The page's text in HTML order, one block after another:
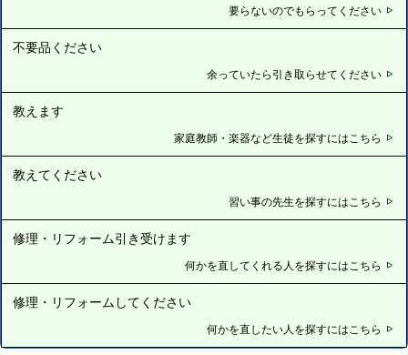
要らないのでもらってください
不要品ください
余っていたら引き取らせてください
教えます
家庭教師・楽器など生徒を探すにはこちら
教えてください
習い事の先生を探すにはこちら
修理・リフォーム引き受けます
何かを直してくれる人を探すにはこちら
修理・リフォームしてください
何かを直したい人を探すにはこちら